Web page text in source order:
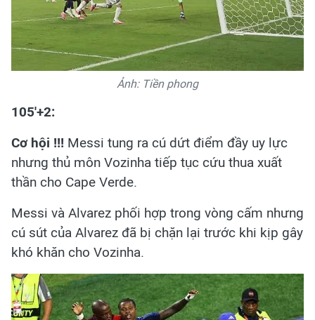
Ảnh: Tiền phong
105'+2:
Cơ hội !!! Messi tung ra cú dứt điểm đầy uy lực
nhưng thủ môn Vozinha tiếp tục cứu thua xuất
thần cho Cape Verde.
Messi và Alvarez phối hợp trong vòng cấm nhưng
cú sút của Alvarez đã bị chặn lại trước khi kịp gây
khó khăn cho Vozinha.